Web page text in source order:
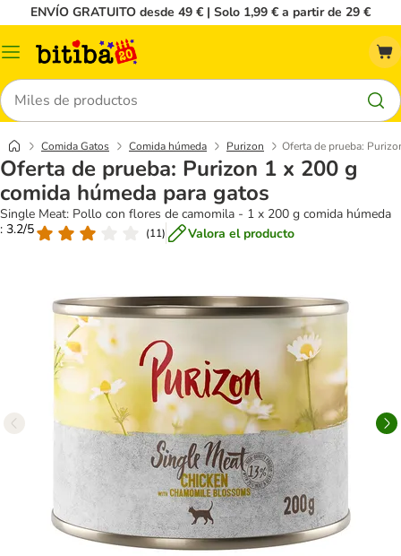
ENVÍO GRATUITO desde 49 € | Solo 1,99 € a partir de 29 €
Menú
Buscar
Comida Gatos Comida húmeda Purizon Oferta de prueba:
Oferta de prueba: Purizon 1 x 200 g
comida húmeda para gatos
Single Meat: Pollo con flores de camomila - 1 x 200 g comida húmeda
: 3.2/5
(11) Valora el producto